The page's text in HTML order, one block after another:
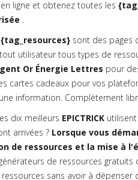
ligne et obtenez toutes les
.
sont des pages
utilisateur tous types de
Or Énergie Lettres pour
cartes cadeaux pour vos
information. Complètement
dix meilleurs EPICTRICK
arrivées ? Lorsque vous
de ressources et la mise à
de ressources gratuits
sans avoir à